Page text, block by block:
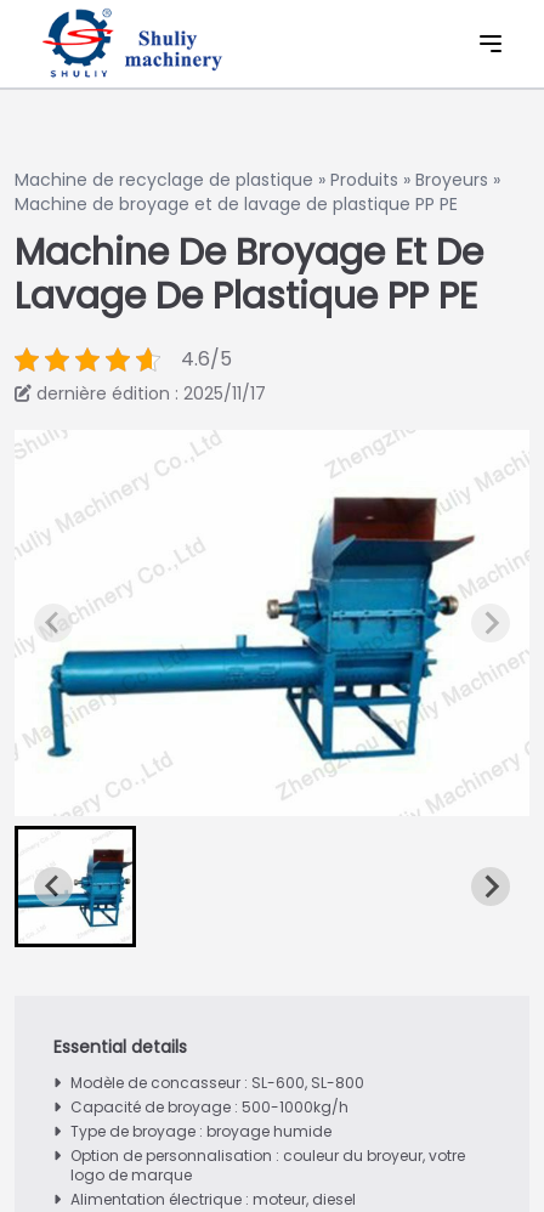
Machine de recyclage de plastique » Produits » Broyeurs »
Machine de broyage et de lavage de plastique PP PE
Machine De Broyage Et De
Lavage De Plastique PP PE
4.6/5
dernière édition : 2025/11/17
Modèle de concasseur : SL-600, SL-800
Capacité de broyage : 500-1000kg/h
Type de broyage : broyage humide
Option de personnalisation : couleur du broyeur, votre
logo de marque
Alimentation électrique : moteur, diesel